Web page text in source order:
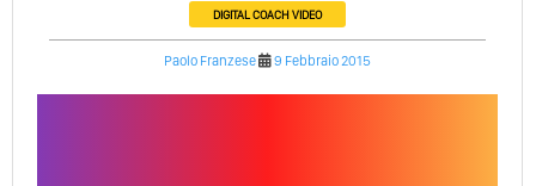
DIGITAL COACHVIDEO
Paolo Franzese 9 Febbraio 2015